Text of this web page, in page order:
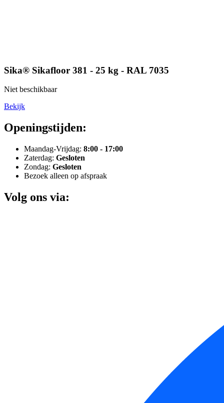
Sika® Sikafloor 381 - 25 kg - RAL 7035
Niet beschikbaar
Bekijk
Openingstijden:
Maandag-Vrijdag: 8:00 - 17:00
Zaterdag: Gesloten
Zondag: Gesloten
Bezoek alleen op afspraak
Volg ons via: